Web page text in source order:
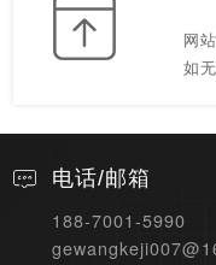
网
如
电话/邮箱
188-7001-5990